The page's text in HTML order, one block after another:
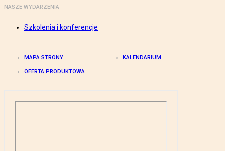
NASZE WYDARZENIA
Szkolenia i konferencje
MAPA STRONY KALENDARIUM
OFERTA PRODUKTOWA